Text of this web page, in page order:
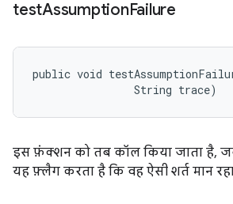
testAssumptionFailure
public void
                String trace)
इस फ़ंक्शन को तब कॉल किया जाता है,
यह फ़्लैग करता है कि वह ऐसी शर्त मान